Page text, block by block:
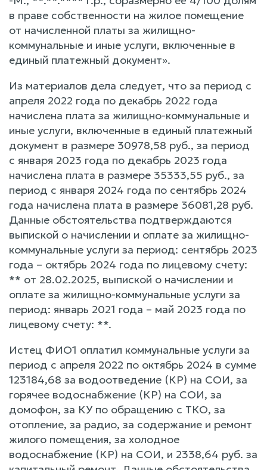
в праве собственности на жилое помещение
от начисленной платы за жилищно-
коммунальные и иные услуги, включенные в
единый платежный документ».
Из материалов дела следует, что за период с
апреля 2022 года по декабрь 2022 года
начислена плата за жилищно-коммунальные и
иные услуги, включенные в единый платежный
документ в размере 30978,58 руб., за период
с января 2023 года по декабрь 2023 года
начислена плата в размере 35333,55 руб., за
период с января 2024 года по сентябрь 2024
года начислена плата в размере 36081,28 руб.
Данные обстоятельства подтверждаются
выпиской о начислении и оплате за жилищно-
коммунальные услуги за период: сентябрь 2023
года – октябрь 2024 года по лицевому счету:
** от 28.02.2025, выпиской о начислении и
оплате за жилищно-коммунальные услуги за
период: январь 2021 года – май 2023 года по
лицевому счету: **.
Истец ФИО1 оплатил коммунальные услуги за
период с апреля 2022 по октябрь 2024 в сумме
123184,68 за водоотведение (КР) на СОИ, за
горячее водоснабжение (КР) на СОИ, за
домофон, за КУ по обращению с ТКО, за
отопление, за радио, за содержание и ремонт
жилого помещения, за холодное
водоснабжение (КР) на СОИ, и 2338,64 руб. за